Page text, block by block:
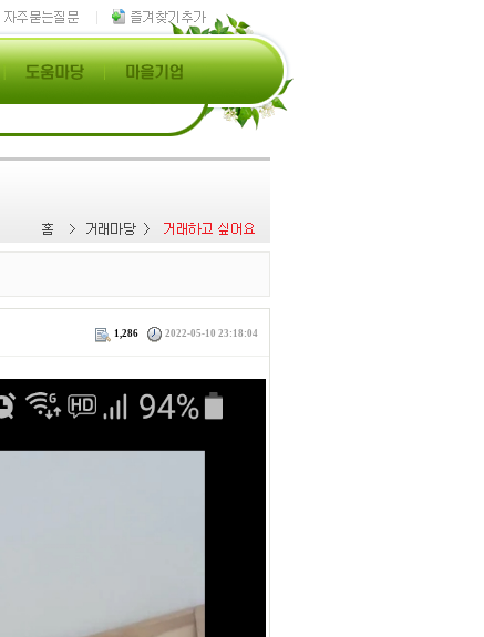
1,286 2022-05-10 23:18:04